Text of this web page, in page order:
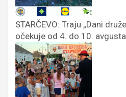
STARČEVO: Traju „Dani
očekuje od 4. do 10. avgusta